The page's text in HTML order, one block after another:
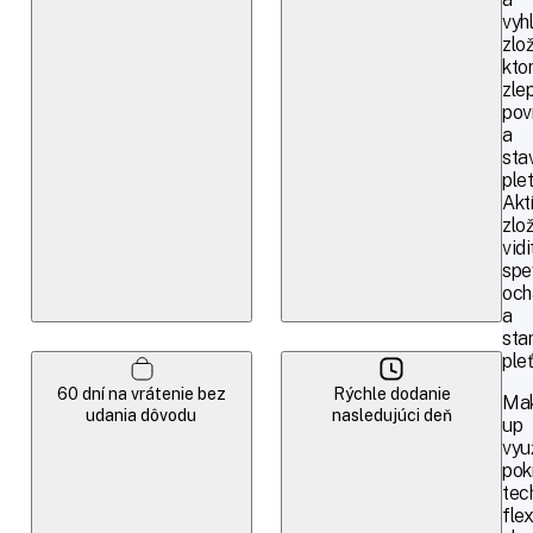
60 dní na vrátenie bez
udania dôvodu
Rýchle dodanie
nasledujúci deň
a
a
up